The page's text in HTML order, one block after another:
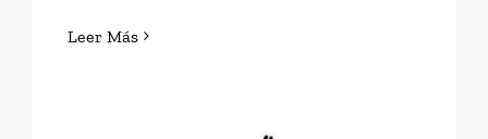
Leer Más